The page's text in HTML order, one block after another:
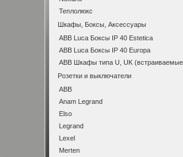
Теплолюкс
Шкафы, Боксы, Аксессуары
ABB Luca Боксы IP 40 Estetica
ABB Luca Боксы IP 40 Europa
ABB Шкафы типа U, UK
Розетки и выключатели
ABB
Anam Legrand
Elso
Legrand
Lexel
Merten